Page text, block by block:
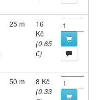
25 m
16
Kč
(0.65
€)
50 m
8 Kč
(0.33